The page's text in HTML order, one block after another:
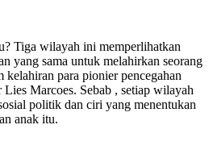
Tiga wilayah ini memperlihatkan
yang sama untuk melahirkan seorang
para pionier pencegahan
Marcoes. Sebab , setiap wilayah
politik dan ciri yang menentukan
anak itu.